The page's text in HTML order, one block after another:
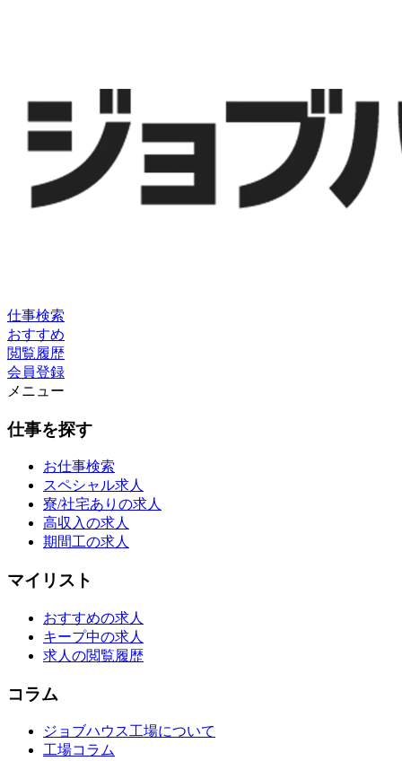
仕事検索
おすすめ
閲覧履歴
会員登録
メニュー
仕事を探す
お仕事検索
スペシャル求人
寮/社宅ありの求人
高収入の求人
期間工の求人
マイリスト
おすすめの求人
キープ中の求人
求人の閲覧履歴
コラム
ジョブハウス工場について
工場コラム